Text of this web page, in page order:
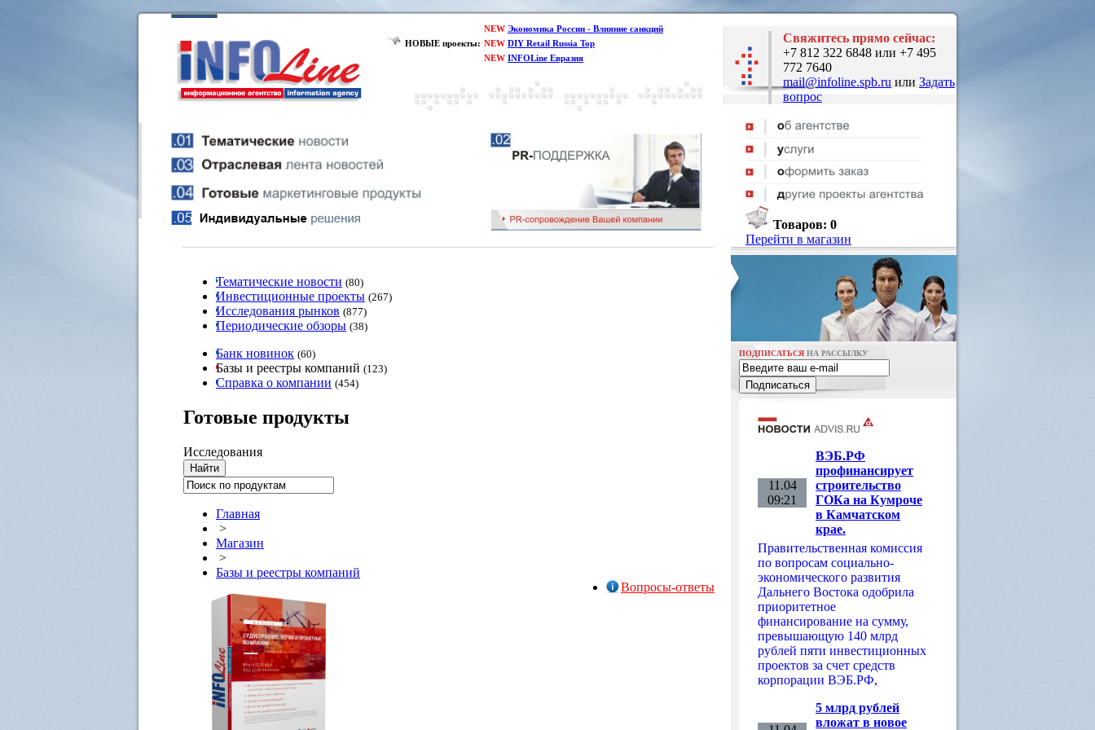
НОВЫЕ проекты:
NEW Экономика России - Влияние санкций
NEW DIY Retail Russia Top
NEW INFOLine Евразия
Свяжитесь прямо сейчас:
+7 812 322 6848 или +7 495
772 7640
mail@infoline.spb.ru или Задать
вопрос
Товаров: 0
Перейти в магазин
Тематические новости (80)
Инвестиционные проекты (267)
Исследования рынков (877)
Периодические обзоры (38)
Банк новинок (60)
Базы и реестры компаний (123)
Справка о компании (454)
Готовые продукты
Исследования
Главная
>
Магазин
>
Базы и реестры компаний
Вопросы-ответы
ПОДПИСАТЬСЯ НА РАССЫЛКУ
11.04
09:21
ВЭБ.РФ
профинансирует
строительство
ГОКа на Кумроче
в Камчатском
крае.
Правительственная комиссия
по вопросам социально-
экономического развития
Дальнего Востока одобрила
приоритетное
финансирование на сумму,
превышающую 140 млрд
рублей пяти инвестиционных
проектов за счет средств
корпорации ВЭБ.РФ,
5 млрд рублей
вложат в новое